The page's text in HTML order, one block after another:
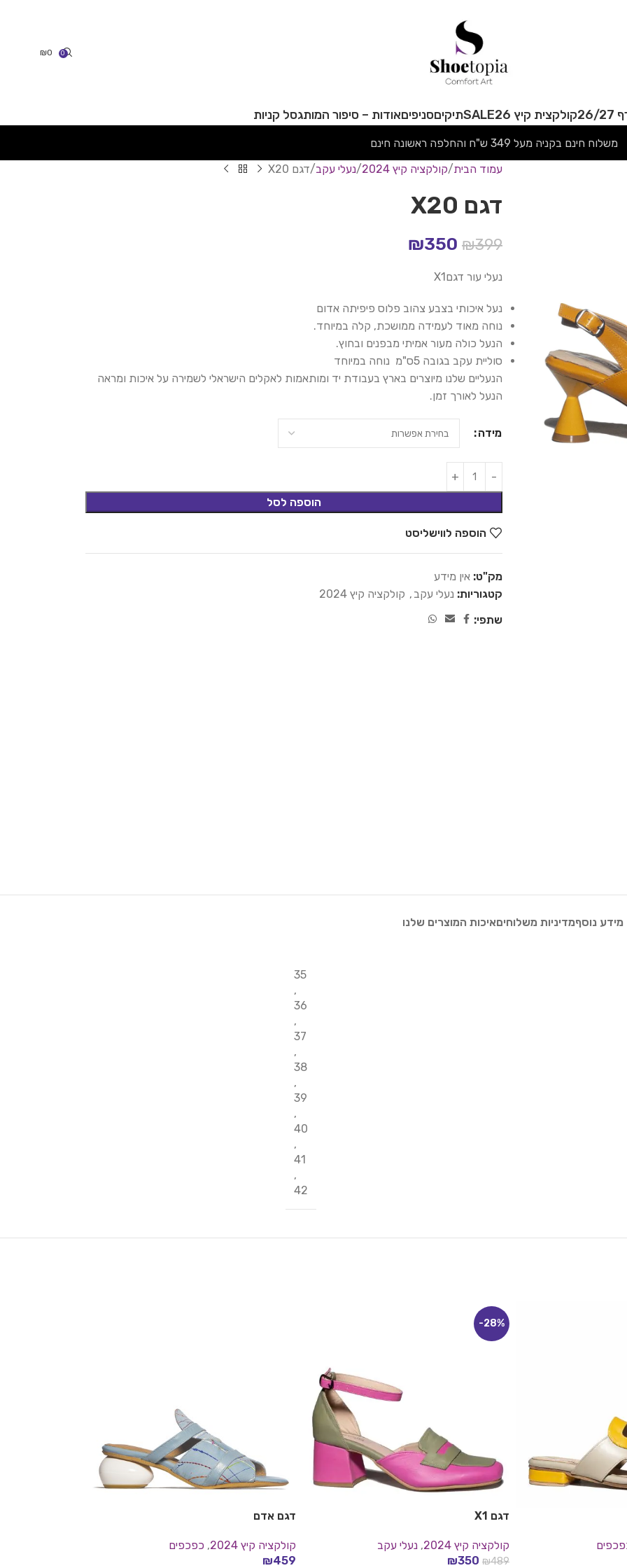
0
₪0
קולקצית קיץ 26 SALEתיקיםסניפיםאודות – סיפור המותגסל קניות
משלוח חינם בקניה מעל 349 ש"ח והחלפה ראשונה חינם
עמוד הבית קולקציה קיץ 2024 נעלי עקב דגם X20
דגם X20
₪399
₪350
נעלי עור דגםX1
נעל איכותי בצבע צהוב פלוס פיפיתה אדום
נוחה מאוד לעמידה ממושכת, קלה במיוחד.
הנעל כולה מעור אמיתי מבפנים ובחוץ.
סוליית עקב בגובה 5ס"מ נוחה במיוחד
הנעליים שלנו מיוצרים בארץ בעבודת יד ומותאמות לאקלים הישראלי לשמירה על איכות ומראה
הנעל לאורך זמן.
מידה
הוספה לסל
הוספה לווישליסט
מק"ט: אין מידע
קטגוריות: נעלי עקב , קולקציה קיץ 2024
שתפי:
מידע נוסףמדיניות משלוחיםאיכות המוצרים שלנו
35
,
36
,
37
,
38
,
39
,
40
,
41
,
42
-28%
דגם X1
קולקציה קיץ 2024 , נעלי עקב
₪489
₪350
דגם אדם
קולקציה קיץ 2024 ,כפכפים
₪459